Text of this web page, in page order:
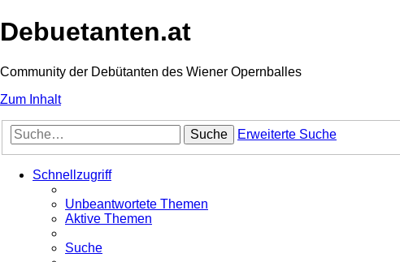
Debuetanten.at
Community der Debütanten des Wiener Opernballes
Zum Inhalt
Suche Erweiterte Suche
Schnellzugriff
Unbeantwortete Themen
Aktive Themen
Suche